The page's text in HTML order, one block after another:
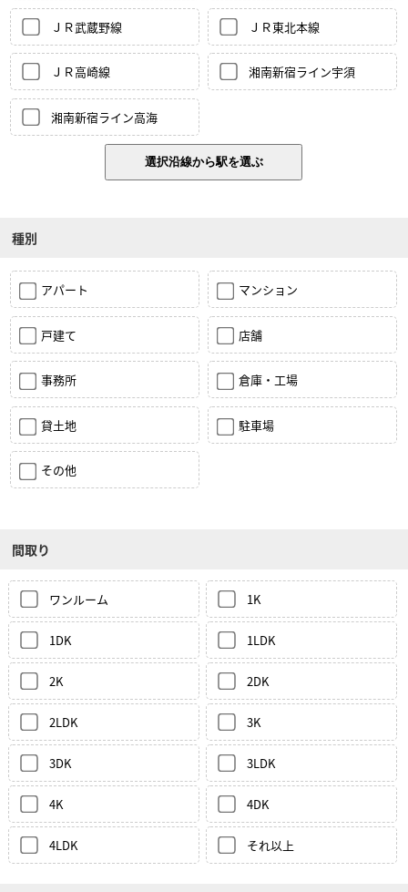
ＪＲ武蔵野線 ＪＲ東北本線
ＪＲ高崎線 湘南新宿ライン宇須
湘南新宿ライン高海
種別
アパート マンション
戸建て 店舗
事務所 倉庫・工場
貸土地 駐車場
その他
間取り
ワンルーム 1K
1DK 1LDK
2K 2DK
2LDK 3K
3DK 3LDK
4K 4DK
4LDK それ以上